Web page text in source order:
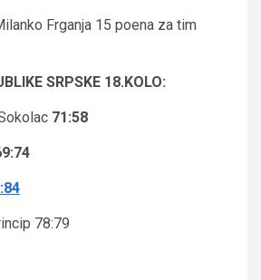
Frganja 15 poena za tim
SRPSKE 18.KOLO:
71:58
78:79